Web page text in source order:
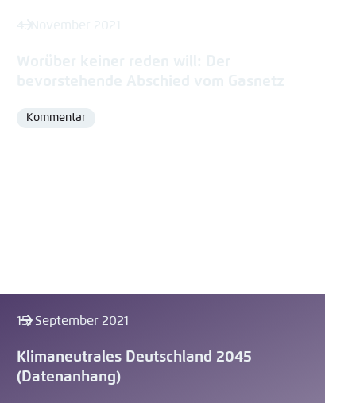
Format
Kommentar
15. September 2021
Klimaneutrales Deutschland 2045
(Datenanhang)